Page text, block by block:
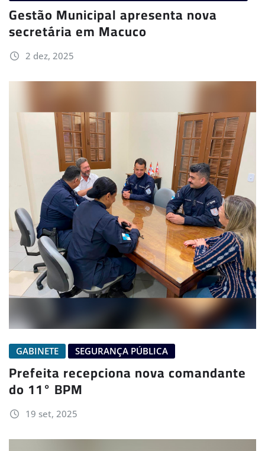
Gestão Municipal apresenta nova
secretária em Macuco
2 dez, 2025
GABINETE SEGURANÇA PÚBLICA
Prefeita recepciona nova comandante
do 11° BPM
19 set, 2025